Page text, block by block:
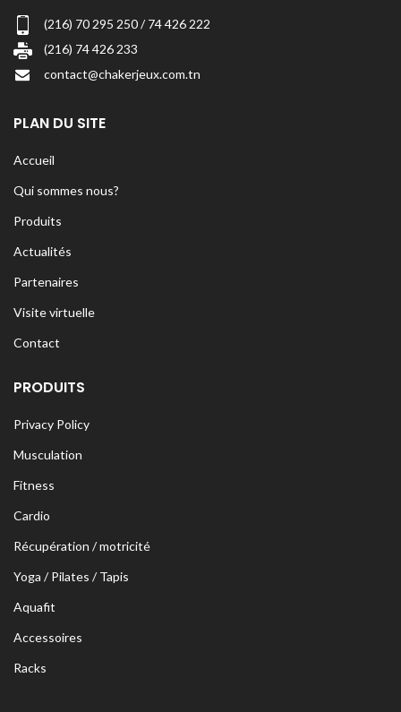
(216) 70 295 250 / 74 426 222
(216) 74 426 233
contact@chakerjeux.com.tn
PLAN DU SITE
Accueil
Qui sommes nous?
Produits
Actualités
Partenaires
Visite virtuelle
Contact
PRODUITS
Privacy Policy
Musculation
Fitness
Cardio
Récupération / motricité
Yoga / Pilates / Tapis
Aquafit
Accessoires
Racks